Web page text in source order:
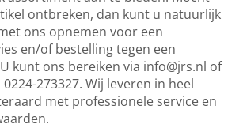
ontbreken, dan kunt u natuurlijk
ons opnemen voor een
en/of bestelling tegen een
kunt ons bereiken via info@jrs.nl of
273327. Wij leveren in heel
met professionele service en